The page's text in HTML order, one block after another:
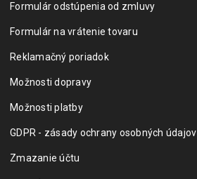
Formulár odstúpenia od zmluvy
Formulár na vrátenie tovaru
Reklamačný poriadok
Možnosti dopravy
Možnosti platby
GDPR - zásady ochrany osobných údajov
Zmazanie účtu